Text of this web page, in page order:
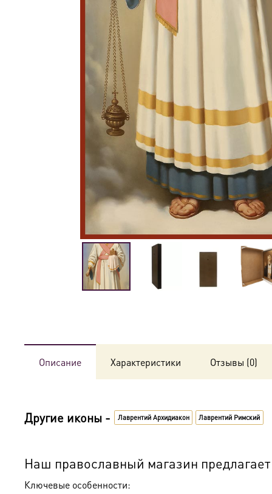
Описание Характеристики Отзывы (0)
Другие иконы - Лаврентий Архидиакон Лаврентий Римский
Наш православный магазин
Ключевые особенности: